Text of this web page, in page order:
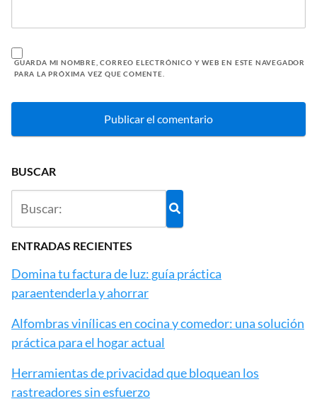
GUARDA MI NOMBRE, CORREO ELECTRÓNICO Y WEB EN ESTE NAVEGADOR
PARA LA PRÓXIMA VEZ QUE COMENTE.
BUSCAR
ENTRADAS RECIENTES
Domina tu factura de luz: guía práctica
paraentenderla y ahorrar
Alfombras vinílicas en cocina y comedor: una solución
práctica para el hogar actual
Herramientas de privacidad que bloquean los
rastreadores sin esfuerzo